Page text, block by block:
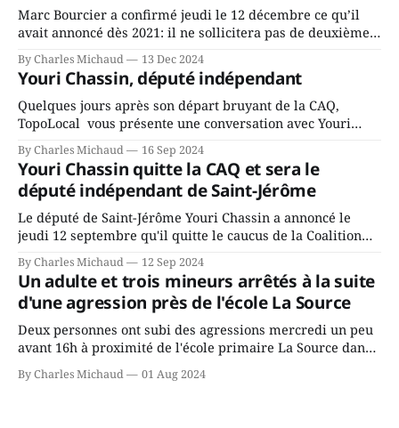
Marc Bourcier a confirmé jeudi le 12 décembre ce qu’il
avait annoncé dès 2021: il ne sollicitera pas de deuxième
fait l’annonce en s’adressant aux employés de la ville,
rassemblés en soirée pour leur traditionnel souper
By Charles Michaud 13 Dec 2024
Youri Chassin, député indépendant
Quelques jours après son départ bruyant de la CAQ,
TopoLocal vous présente une conversation avec Youri
depuis longtemps? Sera-t-il candidat indépendant dans 2
ans? Joindrait-il un autre parti, par exemple les
conservateurs d’Éric Duhaime? Que lui
By Charles Michaud 16 Sep 2024
Youri Chassin quitte la CAQ et sera le
député indépendant de Saint-Jérôme
Le député de Saint-Jérôme Youri Chassin a annoncé le
jeudi 12 septembre qu'il quitte le caucus de la Coalition
gouvernement de la CAQ, surtout de son incapacité, qu'il
juge chronique, à offrir des
By Charles Michaud 12 Sep 2024
Un adulte et trois mineurs arrêtés à la suite
d'une agression près de l'école La Source
Deux personnes ont subi des agressions mercredi un peu
avant 16h à proximité de l'école primaire La Source dans
victimes aurait été écrasée sous un véhicule et aspergée
By Charles Michaud 01 Aug 2024